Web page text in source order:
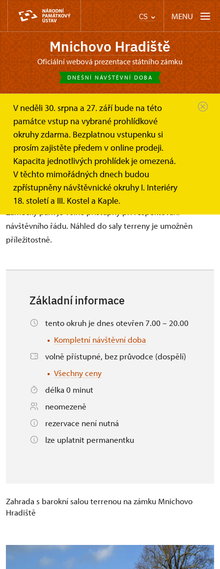
CS MENU
Mnichovo Hradiště
oficiální webová prezentace státního zámku
DNEŠNÍ NÁVŠTĚVNÍ DOBA
V neděli 30. srpna a 27. září bude na této
památce vstup na vybrané prohlídkové
okruhy zdarma. Bezplatnou vstupenku si
prosím zajistěte předem v online prodeji.
Kapacita jednotlivých prohlídek je omezená.
V těchto mimořádných dnech budou
zpřístupněny návštěvnické okruhy I. Interiéry
18. století a III. Kostel a Kaple.
Mnichovo Hradiště
Informace pro návštěvníky
Prohlídkové okruhy
Zahrada s barokní salou terrenou na...
Zahrada s barokní salou terrenou
na zámku Mnichovo Hradiště
návštěvního řádu. Náhled do saly terreny je umožněn
příležitostně.
Základní informace
tento okruh je dnes otevřen 7.00 – 20.00
Kompletní návštěvní doba
volně přístupné, bez průvodce (dospělí)
Všechny ceny
délka 0 minut
neomezeně
rezervace není nutná
lze uplatnit permanentku
Zahrada s barokní salou terrenou na zámku Mnichovo
Hradiště